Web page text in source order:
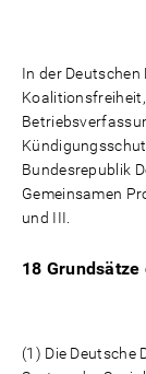
In der
Bundesrepublik
Gemeinsamen
und III.
18
(1) Die Deutsche